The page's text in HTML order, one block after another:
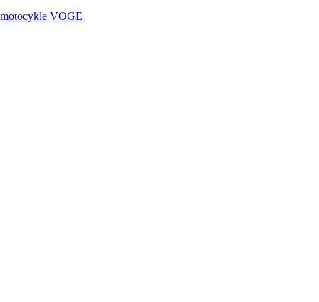
motocykle VOGE